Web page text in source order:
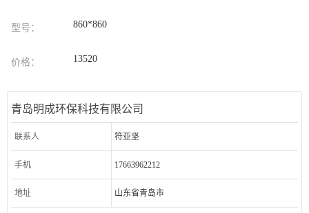
型号： 860*860
价格： 13520
青岛明成环保科技有限公司
联系人 符亚坚
手机 17663962212
地址 山东省青岛市